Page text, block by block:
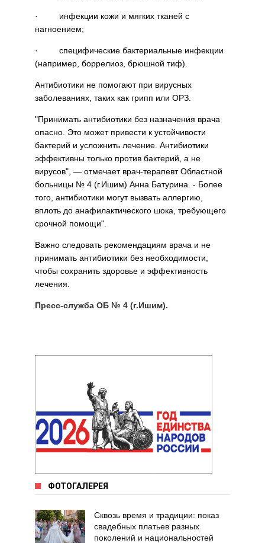
· инфекции кожи и мягких тканей с
нагноением;
· специфические бактериальные инфекции
(например, боррелиоз, брюшной тиф).
Антибиотики не помогают при вирусных
заболеваниях, таких как грипп или ОРЗ.
"Принимать антибиотики без назначения врача
опасно. Это может привести к устойчивости
бактерий и усложнить лечение. Антибиотики
эффективны только против бактерий, а не
вирусов", — отмечает врач-терапевт Областной
больницы № 4 (г.Ишим) Анна Батурина. - Более
того, антибиотики могут вызвать аллергию,
вплоть до анафилактического шока, требующего
срочной помощи".
Важно следовать рекомендациям врача и не
принимать антибиотики без необходимости,
чтобы сохранить здоровье и эффективность
лечения.
Пресс-служба ОБ № 4 (г.Ишим).
ФОТОГАЛЕРЕЯ
Сквозь время и традиции: показ
свадебных платьев разных
поколений и национальностей